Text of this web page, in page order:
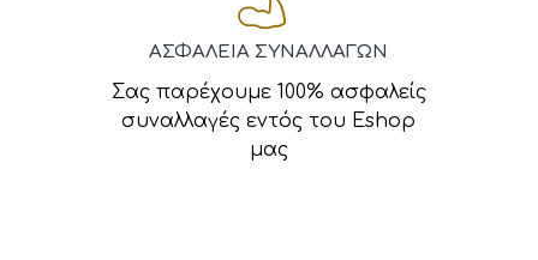
ΑΣΦΑΛΕΙΑ ΣΥΝΑΛΛΑΓΩΝ
Σας παρέχουμε 100% ασφαλείς
συναλλαγές εντός του Eshop
μας